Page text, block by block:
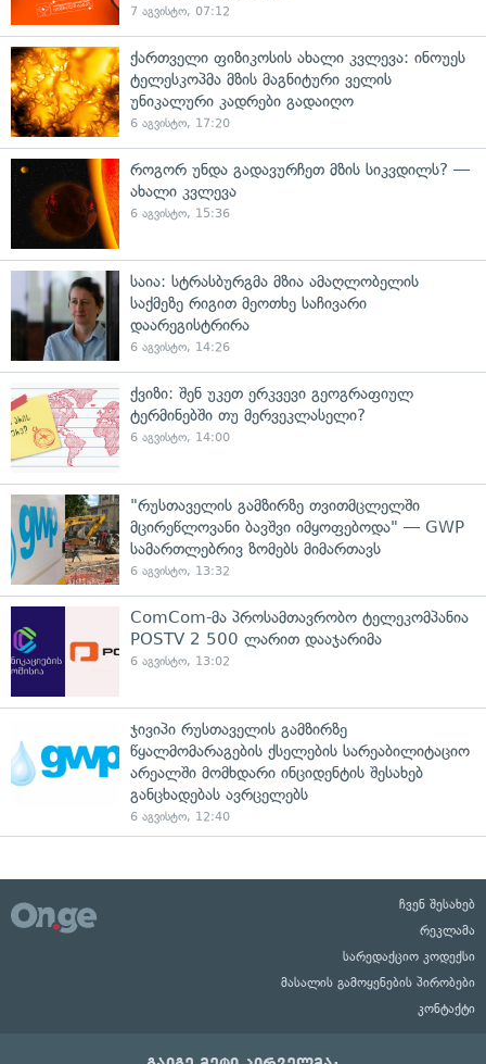
7 აგვისტო, 07:12
ქართველი ფიზიკოსის ახალი კვლევა: ინოუეს
ტელესკოპმა მზის მაგნიტური ველის
უნიკალური კადრები გადაიღო
6 აგვისტო, 17:20
როგორ უნდა გადავურჩეთ მზის სიკვდილს? —
ახალი კვლევა
6 აგვისტო, 15:36
საია: სტრასბურგმა მზია ამაღლობელის
საქმეზე რიგით მეოთხე საჩივარი
დაარეგისტრირა
6 აგვისტო, 14:26
ქვიზი: შენ უკეთ ერკვევი გეოგრაფიულ
ტერმინებში თუ მერვეკლასელი?
6 აგვისტო, 14:00
"რუსთაველის გამზირზე თვითმცლელში
მცირეწლოვანი ბავშვი იმყოფებოდა" — GWP
სამართლებრივ ზომებს მიმართავს
6 აგვისტო, 13:32
ComCom-მა პროსამთავრობო ტელეკომპანია
POSTV 2 500 ლარით დააჯარიმა
6 აგვისტო, 13:02
ჯივიპი რუსთაველის გამზირზე
წყალმომარაგების ქსელების სარეაბილიტაციო
არეალში მომხდარი ინციდენტის შესახებ
განცხადებას ავრცელებს
6 აგვისტო, 12:40
ჩვენ შესახებ
რეკლამა
სარედაქციო კოდექსი
მასალის გამოყენების პირობები
კონტაქტი